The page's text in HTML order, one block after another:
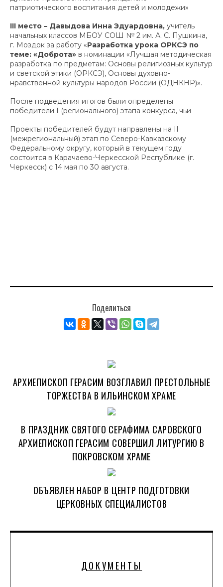
ДОКУМЕНТЫ
патриотического воспитания детей и молодежи»
III место – Давыдова Инна Эдуардовна, учитель
начальных классов МБОУ СОШ № 2 им. А. С. Пушкина,
г. Моздок за работу «Разработка урока ОРКСЭ по
теме: «Доброта» в номинации «Лучшая методическая
разработка по предметам: Основы религиозных культур
и светской этики (ОРКСЭ), Основы духовно-
нравственной культуры народов России (ОДНКНР)».
После подведения итогов были определены
победители I (регионального) этапа конкурса, чьи
Проекты победителей будут направлены на II
(межрегиональный) этап по Северо-Кавказскому
Федеральному округу, который в текущем году
состоится в Карачаево-Черкесской Республике (г.
Черкесск) с 14 мая по 30 августа.
Поделиться
АРХИЕПИСКОП ГЕРАСИМ ВОЗГЛАВИЛ ПРЕСТОЛЬНЫЕ
ТОРЖЕСТВА В ИЛЬИНСКОМ ХРАМЕ
В ПРАЗДНИК СВЯТОГО СЕРАФИМА САРОВСКОГО
АРХИЕПИСКОП ГЕРАСИМ СОВЕРШИЛ ЛИТУРГИЮ В
ПОКРОВСКОМ ХРАМЕ
ОБЪЯВЛЕН НАБОР В ЦЕНТР ПОДГОТОВКИ
ЦЕРКОВНЫХ СПЕЦИАЛИСТОВ